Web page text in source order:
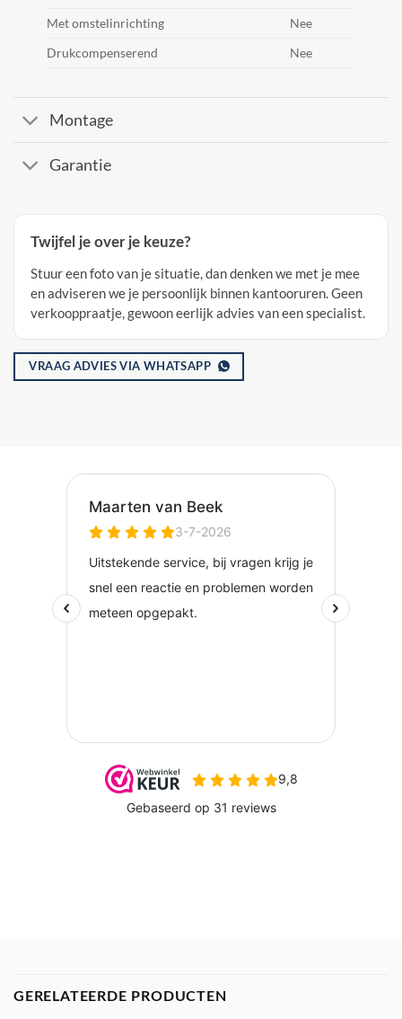
Met omstelinrichting
Nee
Drukcompenserend
Nee
Montage
Garantie
Twijfel je over je keuze?
Stuur een foto van je situatie, dan denken we met je mee
en adviseren we je persoonlijk binnen kantooruren. Geen
verkooppraatje, gewoon eerlijk advies van een specialist.
VRAAG ADVIES VIA WHATSAPP
GERELATEERDE PRODUCTEN